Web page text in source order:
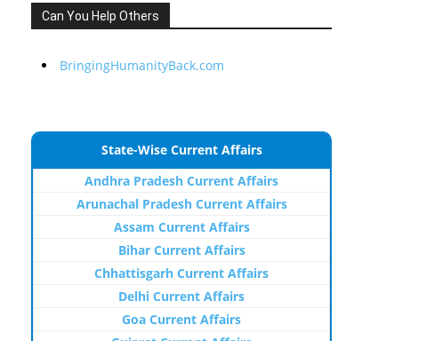
Can You Help Others
BringingHumanityBack.com
State-Wise Current Affairs
Andhra Pradesh Current Affairs
Arunachal Pradesh Current Affairs
Assam Current Affairs
Bihar Current Affairs
Chhattisgarh Current Affairs
Delhi Current Affairs
Goa Current Affairs